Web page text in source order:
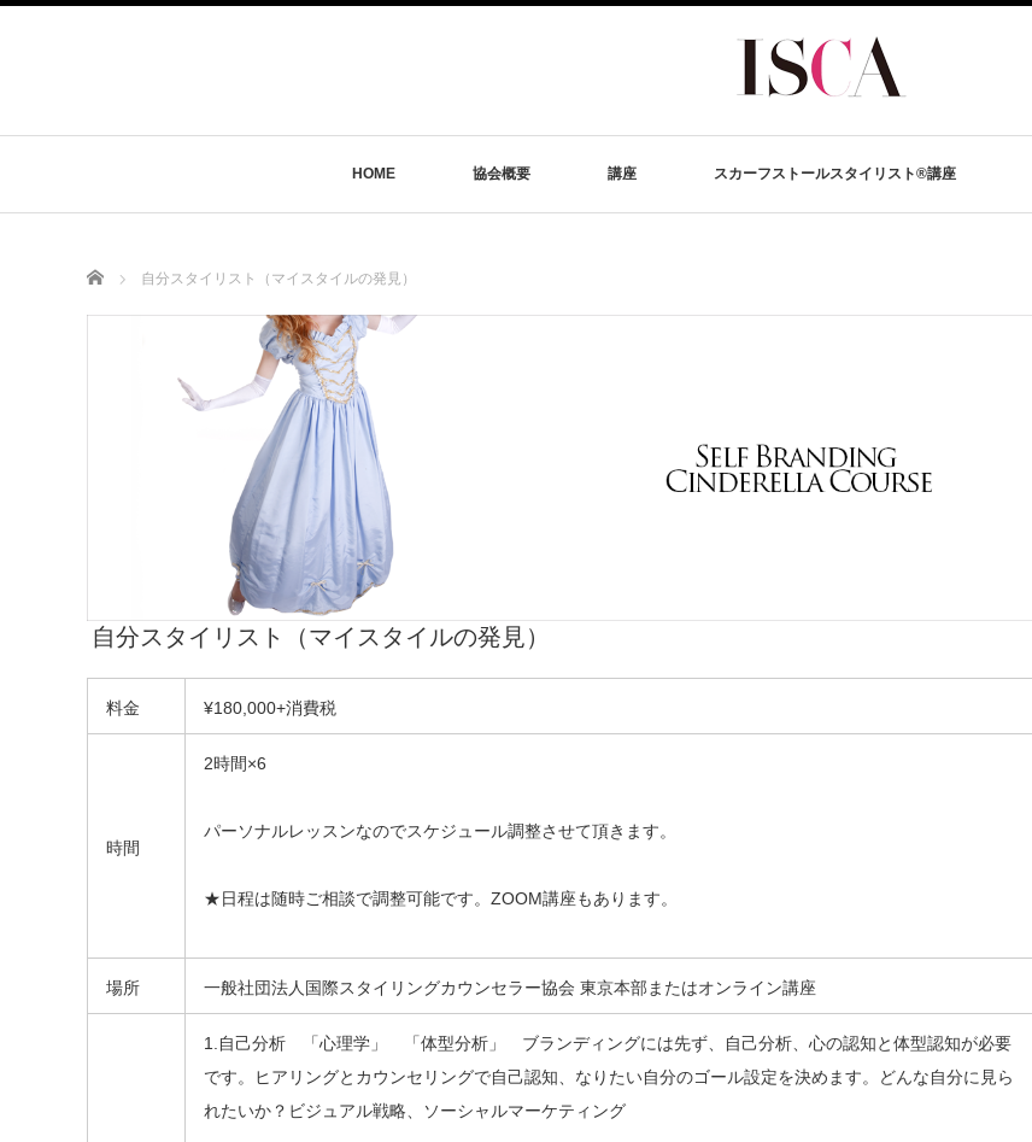
HOME 協会概要 講座 スカーフストールスタイリスト®講座
Home 自分スタイリスト（マイスタイルの発見）
自分スタイリスト（マイスタイルの発見）
料金 ¥180,000+消費税
時間
2時間×6
パーソナルレッスンなのでスケジュール調整させて頂きます。
★日程は随時ご相談で調整可能です。ZOOM講座もあります。
場所 一般社団法人国際スタイリングカウンセラー協会 東京本部またはオンライン講座
1.自己分析 「心理学」 「体型分析」 ブランディングには先ず、自己分析、心の認知と体型認知が必要
です。ヒアリングとカウンセリングで自己認知、なりたい自分のゴール設定を決めます。どんな自分に見ら
れたいか？ビジュアル戦略、ソーシャルマーケティング